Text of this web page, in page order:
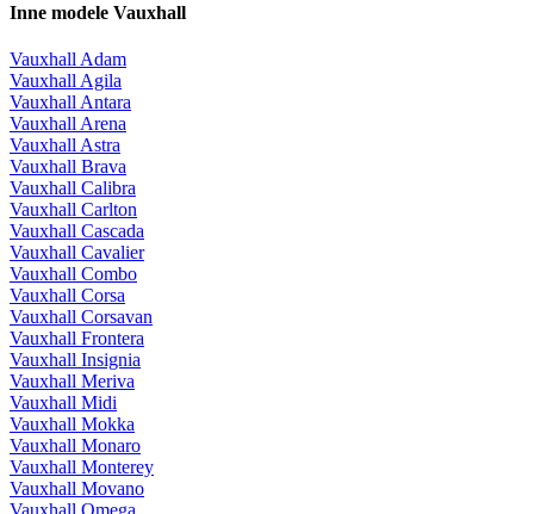
Inne modele Vauxhall
Vauxhall Adam
Vauxhall Agila
Vauxhall Antara
Vauxhall Arena
Vauxhall Astra
Vauxhall Brava
Vauxhall Calibra
Vauxhall Carlton
Vauxhall Cascada
Vauxhall Cavalier
Vauxhall Combo
Vauxhall Corsa
Vauxhall Corsavan
Vauxhall Frontera
Vauxhall Insignia
Vauxhall Meriva
Vauxhall Midi
Vauxhall Mokka
Vauxhall Monaro
Vauxhall Monterey
Vauxhall Movano
Vauxhall Omega